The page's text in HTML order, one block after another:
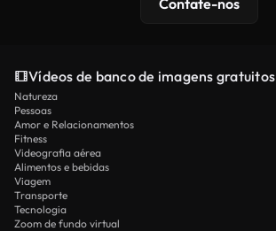
Contate-nos
Vídeos de banco de imagens gratuitos
Natureza
Pessoas
Amor e Relacionamentos
Fitness
Videografia aérea
Alimentos e bebidas
Viagem
Transporte
Tecnologia
Zoom de fundo virtual